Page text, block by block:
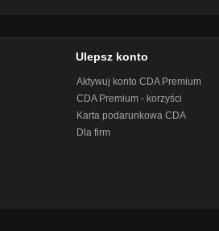
Ulepsz konto
Aktywuj konto CDA Premium
CDA Premium - korzyści
Karta podarunkowa CDA
Dla firm